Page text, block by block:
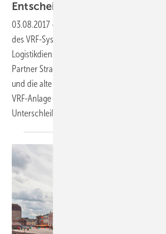
Entscheider brauchen kühle
03.08.2017 -
des VRF-Systems SMMS von Toshiba
Logistikdienstleister Schnellecke, der
Partner Strang Kälte + Klimatechnik GmbH,
und die alte Kaltwasseranlage in ihrer
VRF-Anlage mit dem neuen SMMSe zu
Unterschleißheim, Andreas Werner,